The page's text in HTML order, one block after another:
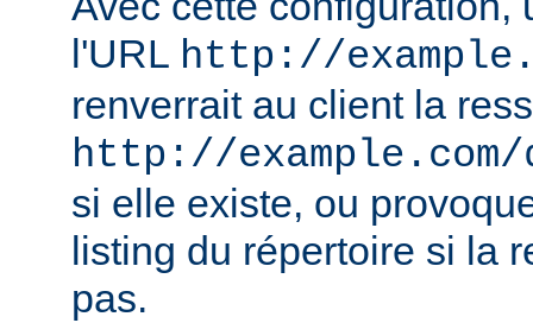
l'URL http://
renverrait au client la
http://
si elle existe, ou
listing du répertoire si la
pas.